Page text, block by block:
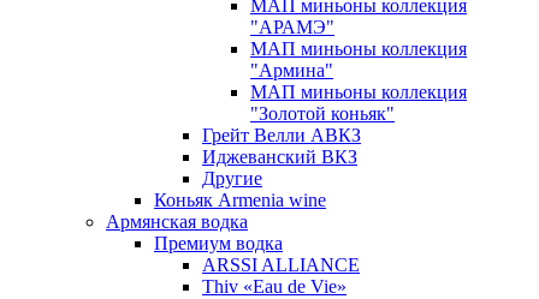
МАП миньоны коллекция
"АРАМЭ"
МАП миньоны коллекция
"Армина"
МАП миньоны коллекция
"Золотой коньяк"
Грейт Велли АВКЗ
Иджеванский ВКЗ
Другие
Коньяк Armenia wine
Армянская водка
Премиум водка
ARSSI ALLIANCE
Thiv «Eau de Vie»